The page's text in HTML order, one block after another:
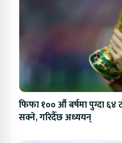
फिफा १०० औं बर्षमा पुग्दा ६४
सक्ने, गरिदैँछ अध्ययन्